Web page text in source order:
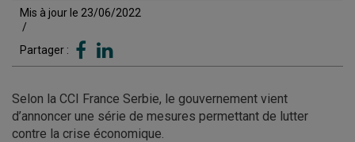
Mis à jour le 23/06/2022
/
Partager :
Selon la CCI France Serbie, le gouvernement vient
d’annoncer une série de mesures permettant de lutter
contre la crise économique.